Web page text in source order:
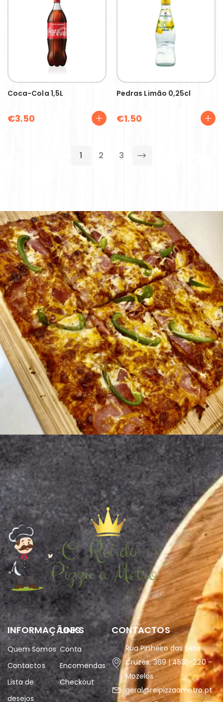
Coca-Cola 1,5L
€3.50
Pedras Limão 0,25cl
€1.50
1 2 3
INFORMAÇÃOES
Quem Somos
Contactos
Lista de
desejos
LINKS
Conta
Encomendas
Checkout
CONTACTOS
Rua Pinheiro das Sete
Cruzes, 369 | 4535-220 -
Mozelos
geral@reipizzaametro.pt